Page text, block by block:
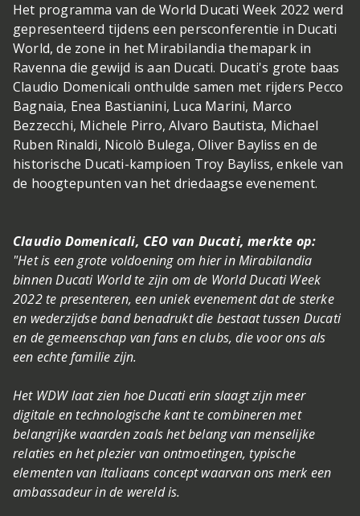
Het programma van de World Ducati Week 2022 werd
gepresenteerd tijdens een persconferentie in Ducati
World, de zone in het Mirabilandia themapark in
Ravenna die gewijd is aan Ducati. Ducati's grote baas
Claudio Domenicali onthulde samen met rijders Pecco
Bagnaia, Enea Bastianini, Luca Marini, Marco
Bezzecchi, Michele Pirro, Alvaro Bautista, Michael
Ruben Rinaldi, Nicolò Bulega, Oliver Bayliss en de
historische Ducati-kampioen Troy Bayliss, enkele van
de hoogtepunten van het driedaagse evenement.
Claudio Domenicali, CEO van Ducati, merkte op:
"Het is een grote voldoening om hier in Mirabilandia
binnen Ducati World te zijn om de World Ducati Week
2022 te presenteren, een uniek evenement dat de sterke
en wederzijdse band benadrukt die bestaat tussen Ducati
en de gemeenschap van fans en clubs, die voor ons als
een echte familie zijn.
Het WDW laat zien hoe Ducati erin slaagt zijn meer
digitale en technologische kant te combineren met
belangrijke waarden zoals het belang van menselijke
relaties en het plezier van ontmoetingen, typische
elementen van Italiaans concept waarvan ons merk een
ambassadeur in de wereld is.